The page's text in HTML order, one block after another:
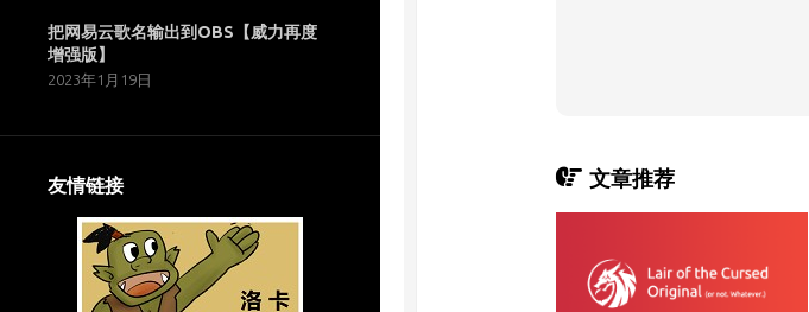
把网易云歌名输出到OBS【威力再度
增强版】
2023年1月19日
友情链接 文章推荐